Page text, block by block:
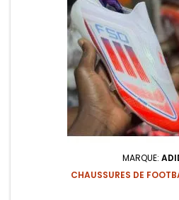
MARQUE:
CHAUSSURES DE